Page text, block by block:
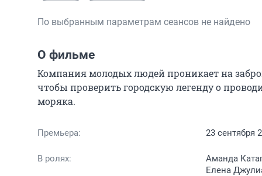
По выбранным параметрам сеансов не найдено
О фильме
Компания молодых людей проникает на
чтобы проверить городскую легенду о
моряка.
Премьера: 23 сентября
В ролях:
Аманда
Елена